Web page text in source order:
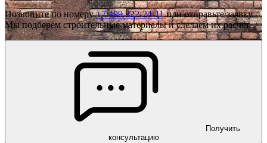
Позвоните по номеру+7 499 322-24-11или отправьте заявку.
Мы подберем строительные материалы и сделаем их расчёт.
Получить
консультацию